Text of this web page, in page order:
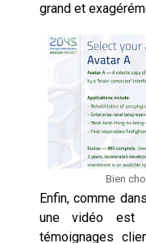
grand et
Bien
Enfin, comme
une vidéo est
témoignages